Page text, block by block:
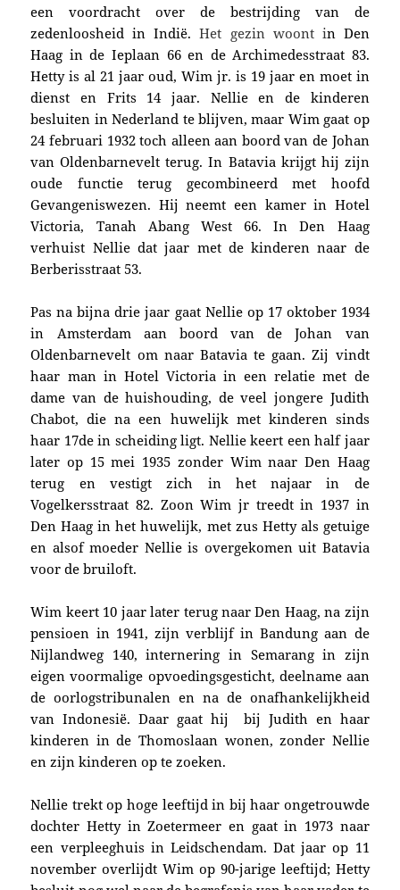
een voordracht over de bestrijding van de
zedenloosheid in Indië. Het gezin woont in Den
Haag in de Ieplaan 66 en de Archimedesstraat 83.
Hetty is al 21 jaar oud, Wim jr. is 19 jaar en moet in
dienst en Frits 14 jaar. Nellie en de kinderen
besluiten in Nederland te blijven, maar Wim gaat op
24 februari 1932 toch alleen aan boord van de Johan
van Oldenbarnevelt terug. In Batavia krijgt hij zijn
oude functie terug gecombineerd met hoofd
Gevangeniswezen. Hij neemt een kamer in Hotel
Victoria, Tanah Abang West 66. In Den Haag
verhuist Nellie dat jaar met de kinderen naar de
Berberisstraat 53.
Pas na bijna drie jaar gaat Nellie op 17 oktober 1934
in Amsterdam aan boord van de Johan van
Oldenbarnevelt om naar Batavia te gaan. Zij vindt
haar man in Hotel Victoria in een relatie met de
dame van de huishouding, de veel jongere Judith
Chabot, die na een huwelijk met kinderen sinds
haar 17de in scheiding ligt. Nellie keert een half jaar
later op 15 mei 1935 zonder Wim naar Den Haag
terug en vestigt zich in het najaar in de
Vogelkersstraat 82. Zoon Wim jr treedt in 1937 in
Den Haag in het huwelijk, met zus Hetty als getuige
en alsof moeder Nellie is overgekomen uit Batavia
voor de bruiloft.
Wim keert 10 jaar later terug naar Den Haag, na zijn
pensioen in 1941, zijn verblijf in Bandung aan de
Nijlandweg 140, internering in Semarang in zijn
eigen voormalige opvoedingsgesticht, deelname aan
de oorlogstribunalen en na de onafhankelijkheid
van Indonesië. Daar gaat hij bij Judith en haar
kinderen in de Thomoslaan wonen, zonder Nellie
en zijn kinderen op te zoeken.
Nellie trekt op hoge leeftijd in bij haar ongetrouwde
dochter Hetty in Zoetermeer en gaat in 1973 naar
een verpleeghuis in Leidschendam. Dat jaar op 11
november overlijdt Wim op 90-jarige leeftijd; Hetty